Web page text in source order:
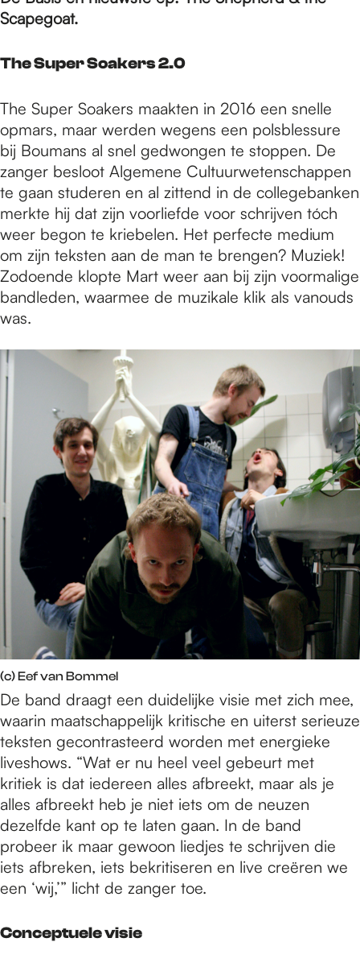
a
g
e
Scapegoat.
The Super Soakers 2.0
The Super Soakers maakten in 2016 een snelle
opmars, maar werden wegens een polsblessure
bij Boumans al snel gedwongen te stoppen. De
zanger besloot Algemene Cultuurwetenschappen
te gaan studeren en al zittend in de collegebanken
merkte hij dat zijn voorliefde voor schrijven tóch
weer begon te kriebelen. Het perfecte medium
om zijn teksten aan de man te brengen? Muziek!
Zodoende klopte Mart weer aan bij zijn voormalige
bandleden, waarmee de muzikale klik als vanouds
was.
(c) Eef van Bommel
De band draagt een duidelijke visie met zich mee,
waarin maatschappelijk kritische en uiterst serieuze
teksten gecontrasteerd worden met energieke
liveshows. “Wat er nu heel veel gebeurt met
kritiek is dat iedereen alles afbreekt, maar als je
alles afbreekt heb je niet iets om de neuzen
dezelfde kant op te laten gaan. In de band
probeer ik maar gewoon liedjes te schrijven die
iets afbreken, iets bekritiseren en live creëren we
een ‘wij,’” licht de zanger toe.
Conceptuele visie